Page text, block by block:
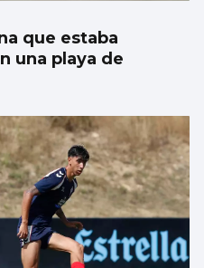
que estaba
una playa de